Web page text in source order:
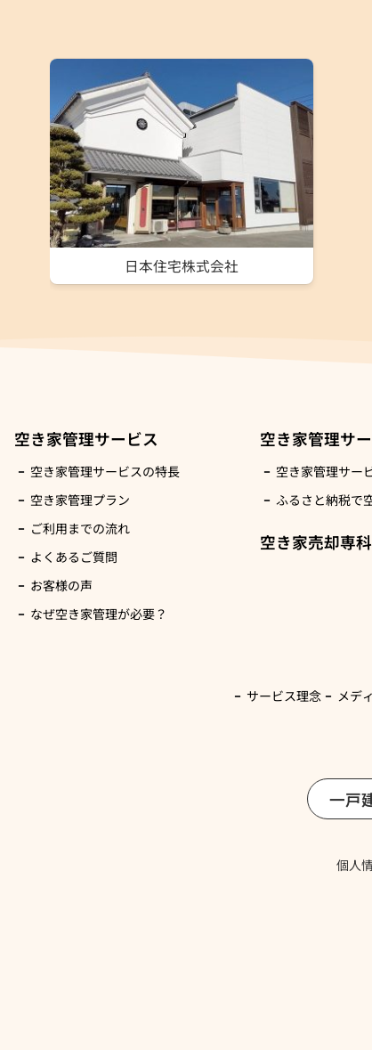
日本住宅株式会社
空き家管理サービス
空き家管理サービスの特長
空き家管理プラン
ご利用までの流れ
よくあるご質問
お客様の声
なぜ空き家管理が必要？
空き家管理サ
空き家管理サー
ふるさと納税で
空き家売却専科
サービス理念 メデ
一戸
個人